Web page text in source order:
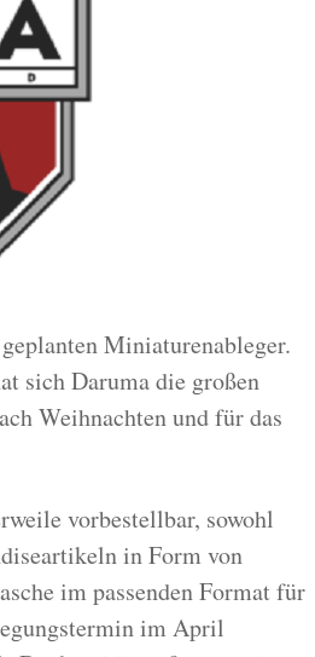
Miniaturenableger.
sich Daruma die großen
Weihnachten und für das
vorbestellbar, sowohl
in Form von
im passenden Format für
im April